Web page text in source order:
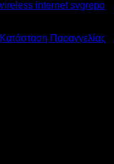
Κατάσταση Παραγγελίας